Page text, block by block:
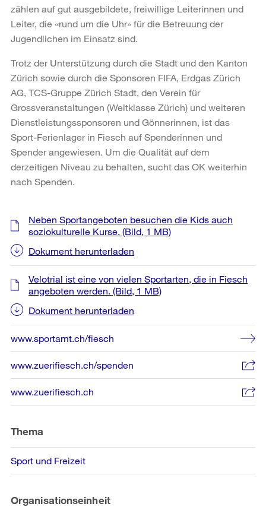
zählen auf gut ausgebildete, freiwillige Leiterinnen und
Leiter, die «rund um die Uhr» für die Betreuung der
Jugendlichen im Einsatz sind.
Trotz der Unterstützung durch die Stadt und den Kanton
Zürich sowie durch die Sponsoren FIFA, Erdgas Zürich
AG, TCS-Gruppe Zürich Stadt, den Verein für
Grossveranstaltungen (Weltklasse Zürich) und weiteren
Dienstleistungssponsoren und Gönnerinnen, ist das
Sport-Ferienlager in Fiesch auf Spenderinnen und
Spender angewiesen. Um die Qualität auf dem
derzeitigen Niveau zu behalten, sucht das OK weiterhin
nach Spenden.
Weitere
Informationen
Neben Sportangeboten besuchen die Kids auch
soziokulturelle Kurse. (Bild, 1 MB)
Dokument herunterladen
Velotrial ist eine von vielen Sportarten, die in Fiesch
angeboten werden. (Bild, 1 MB)
Dokument herunterladen
www.sportamt.ch/fiesch
www.zuerifiesch.ch/spenden
www.zuerifiesch.ch
Thema
Sport und Freizeit
Organisationseinheit